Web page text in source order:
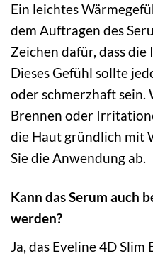
Ein leichtes
dem Auftragen des
Zeichen dafür, dass
Dieses Gefühl sollte
oder schmerzhaft sein.
Brennen oder
die Haut gründlich mit
Sie die Anwendung ab.
Kann das Serum auch
werden?
Ja, das Eveline 4D